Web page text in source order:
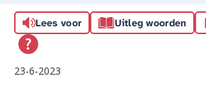
Lees voor Uitleg woorden
23-6-2023